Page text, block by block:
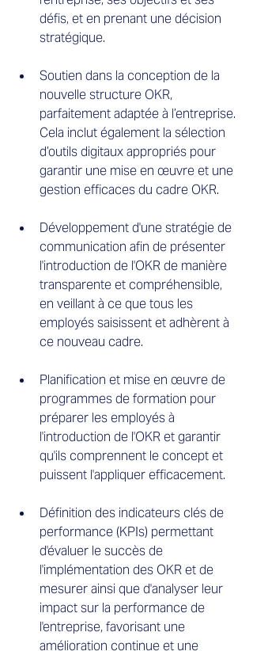
défis, et en prenant une décision
stratégique.
Soutien dans la conception de la
nouvelle structure OKR,
parfaitement adaptée à l’entreprise.
Cela inclut également la sélection
d’outils digitaux appropriés pour
garantir une mise en œuvre et une
gestion efficaces du cadre OKR.
Développement d'une stratégie de
communication afin de présenter
l'introduction de l'OKR de manière
transparente et compréhensible,
en veillant à ce que tous les
employés saisissent et adhèrent à
ce nouveau cadre.
Planification et mise en œuvre de
programmes de formation pour
préparer les employés à
l'introduction de l'OKR et garantir
qu'ils comprennent le concept et
puissent l'appliquer efficacement.
Définition des indicateurs clés de
performance (KPIs) permettant
d'évaluer le succès de
l'implémentation des OKR et de
mesurer ainsi que d'analyser leur
impact sur la performance de
l'entreprise, favorisant une
amélioration continue et une